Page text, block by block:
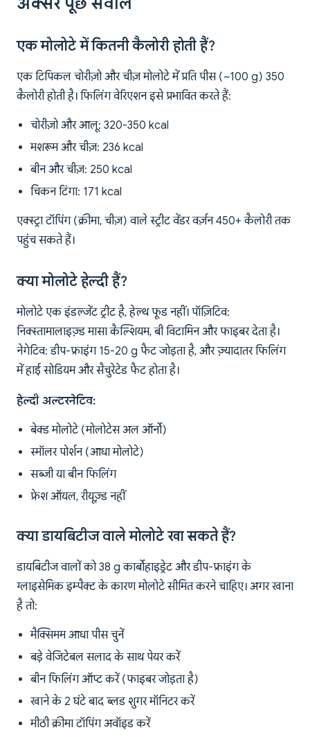
एक मोलोटे में कितनी कैलोरी होती हैं?
एक टिपिकल चोरीज़ो और चीज़ मोलोटे में प्रति पीस (~100 g) 350
कैलोरी होती है। फिलिंग वेरिएशन इसे प्रभावित करते हैं:
चोरीज़ो और आलू: 320-350 kcal
मशरूम और चीज़: 236 kcal
बीन और चीज़: 250 kcal
चिकन टिंगा: 171 kcal
एक्स्ट्रा टॉपिंग (क्रीमा, चीज़) वाले स्ट्रीट वेंडर वर्ज़न 450+ कैलोरी तक
पहुंच सकते हैं।
क्या मोलोटे हेल्दी हैं?
मोलोटे एक इंडल्जेंट ट्रीट है, हेल्थ फूड नहीं। पॉज़िटिव:
निक्स्तामालाइज़्ड मासा कैल्शियम, बी विटामिन और फाइबर देता है।
नेगेटिव: डीप-फ्राइंग 15-20 g फैट जोड़ता है, और ज़्यादातर फिलिंग
में हाई सोडियम और सैचुरेटेड फैट होता है।
हेल्दी अल्टरनेटिव:
बेक्ड मोलोटे (मोलोटेस अल ऑर्नो)
स्मॉलर पोर्शन (आधा मोलोटे)
सब्जी या बीन फिलिंग
फ्रेश ऑयल, रीयूज़्ड नहीं
क्या डायबिटीज वाले मोलोटे खा सकते हैं?
डायबिटीज वालों को 38 g कार्बोहाइड्रेट और डीप-फ्राइंग के
ग्लाइसेमिक इम्पैक्ट के कारण मोलोटे सीमित करने चाहिए। अगर खाना
है तो:
मैक्सिमम आधा पीस चुनें
बड़े वेजिटेबल सलाद के साथ पेयर करें
बीन फिलिंग ऑप्ट करें (फाइबर जोड़ता है)
खाने के 2 घंटे बाद ब्लड शुगर मॉनिटर करें
मीठी क्रीमा टॉपिंग अवॉइड करें